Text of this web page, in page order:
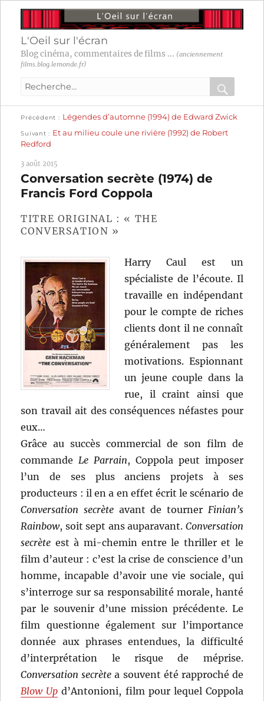
L'Oeil sur l'écran
Blog cinéma, commentaires de films ... (anciennement
films.blog.lemonde.fr)
Recherche
:
OK
Navigation
de
l’article
Précédent
précédente :
Légendes d’automne (1994) de Edward Zwick
Suivant
suivante :
Et au milieu coule une rivière (1992) de Robert
Redford
3 août 2015
Conversation secrète (1974) de
Francis Ford Coppola
TITRE ORIGINAL : « THE
CONVERSATION »
Harry Caul est un
spécialiste de l’écoute. Il
travaille en indépendant
pour le compte de riches
clients dont il ne connaît
généralement pas les
motivations. Espionnant
un jeune couple dans la
rue, il craint ainsi que
son travail ait des conséquences néfastes pour
eux…
Grâce au succès commercial de son film de
commandeLe Parrain, Coppola peut imposer
l’un de ses plus anciens projets à ses
producteurs : il en a en effet écrit le scénario de
Conversation secrèteavant de tourner Finian’s
Rainbow, soit sept ans auparavant. Conversation
secrète est à mi-chemin entre le thriller et le
film d’auteur : c’est la crise de conscience d’un
homme, incapable d’avoir une vie sociale, qui
s’interroge sur sa responsabilité morale, hanté
par le souvenir d’une mission précédente. Le
film questionne également sur l’importance
donnée aux phrases entendues, la difficulté
d’interprétation le risque de méprise.
Conversation secrète a souvent été rapproché de
Blow Up d’Antonioni, film pour lequel Coppola